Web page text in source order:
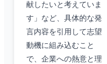
献したいと考えていま
す」など、具体的な発
言内容を引用して志望
動機に組み込むこと
で、企業への熱意と理